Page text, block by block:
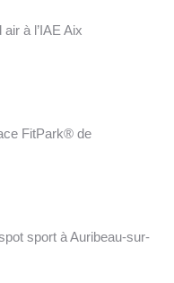
air à l’IAE Aix
FitPark® de
sport à Auribeau-sur-